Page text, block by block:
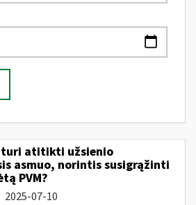
atitikti užsienio
asmuo, norintis susigrąžinti
PVM?
2025-07-10